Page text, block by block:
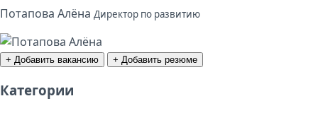
Потапова Алёна Директор по развитию
+ Добавить вакансию + Добавить резюме
Категории